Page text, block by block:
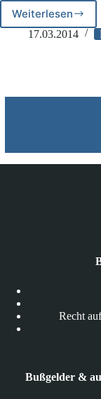
Weiterlesen
BITKOM:
IT-
Umsätzen
17.03.2014
Recht
Bußgelder &